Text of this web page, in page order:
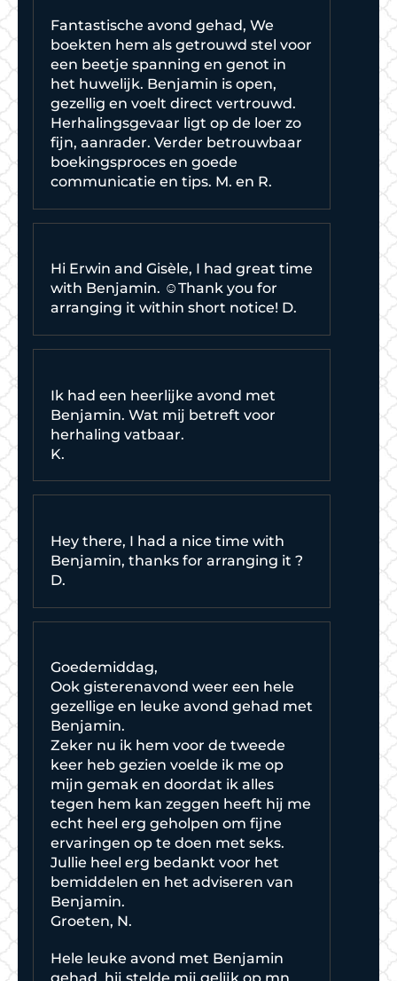
Fantastische avond gehad, We
boekten hem als getrouwd stel voor
een beetje spanning en genot in
het huwelijk. Benjamin is open,
gezellig en voelt direct vertrouwd.
Herhalingsgevaar ligt op de loer zo
fijn, aanrader. Verder betrouwbaar
boekingsproces en goede
communicatie en tips. M. en R.
Hi Erwin and Gisèle, I had great time
with Benjamin. ☺️Thank you for
arranging it within short notice! D.
Ik had een heerlijke avond met
Benjamin. Wat mij betreft voor
herhaling vatbaar.
K.
Hey there, I had a nice time with
Benjamin, thanks for arranging it ?
D.
Goedemiddag,
Ook gisterenavond weer een hele
gezellige en leuke avond gehad met
Benjamin.
Zeker nu ik hem voor de tweede
keer heb gezien voelde ik me op
mijn gemak en doordat ik alles
tegen hem kan zeggen heeft hij me
echt heel erg geholpen om fijne
ervaringen op te doen met seks.
Jullie heel erg bedankt voor het
bemiddelen en het adviseren van
Benjamin.
Groeten, N.
Hele leuke avond met Benjamin